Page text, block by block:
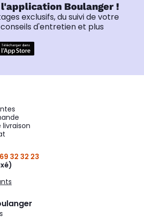
Boulanger !
exclusifs, du suivi de votre
d'entretien et plus
livraison
32 32 23